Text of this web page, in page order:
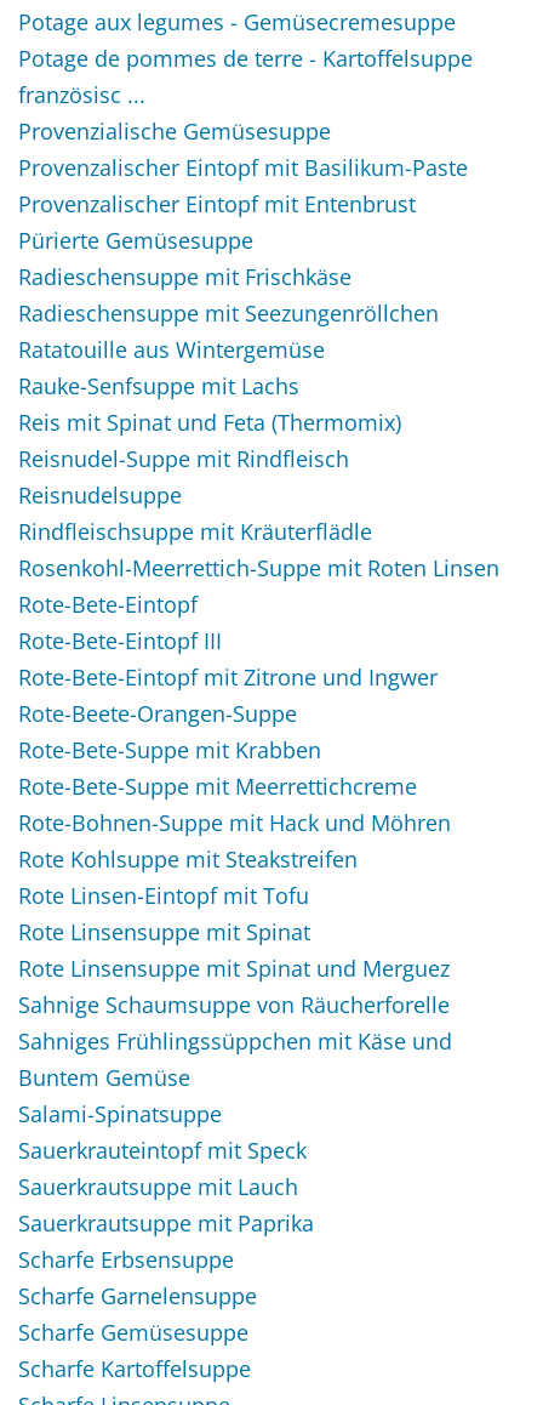
Potage aux legumes - Gemüsecremesuppe
Potage de pommes de terre - Kartoffelsuppe
französisc ...
Provenzialische Gemüsesuppe
Provenzalischer Eintopf mit Basilikum-Paste
Provenzalischer Eintopf mit Entenbrust
Pürierte Gemüsesuppe
Radieschensuppe mit Frischkäse
Radieschensuppe mit Seezungenröllchen
Ratatouille aus Wintergemüse
Rauke-Senfsuppe mit Lachs
Reis mit Spinat und Feta (Thermomix)
Reisnudel-Suppe mit Rindfleisch
Reisnudelsuppe
Rindfleischsuppe mit Kräuterflädle
Rosenkohl-Meerrettich-Suppe mit Roten Linsen
Rote-Bete-Eintopf
Rote-Bete-Eintopf III
Rote-Bete-Eintopf mit Zitrone und Ingwer
Rote-Beete-Orangen-Suppe
Rote-Bete-Suppe mit Krabben
Rote-Bete-Suppe mit Meerrettichcreme
Rote-Bohnen-Suppe mit Hack und Möhren
Rote Kohlsuppe mit Steakstreifen
Rote Linsen-Eintopf mit Tofu
Rote Linsensuppe mit Spinat
Rote Linsensuppe mit Spinat und Merguez
Sahnige Schaumsuppe von Räucherforelle
Sahniges Frühlingssüppchen mit Käse und
Buntem Gemüse
Salami-Spinatsuppe
Sauerkrauteintopf mit Speck
Sauerkrautsuppe mit Lauch
Sauerkrautsuppe mit Paprika
Scharfe Erbsensuppe
Scharfe Garnelensuppe
Scharfe Gemüsesuppe
Scharfe Kartoffelsuppe